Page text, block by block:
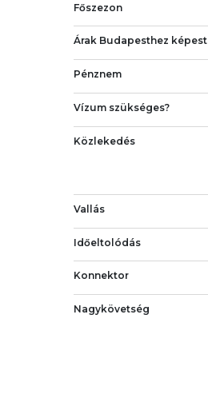
Főszezon
Árak Budapesthez képest
Pénznem
Vízum szükséges?
Közlekedés
Vallás
Időeltolódás
Konnektor
Nagykövetség